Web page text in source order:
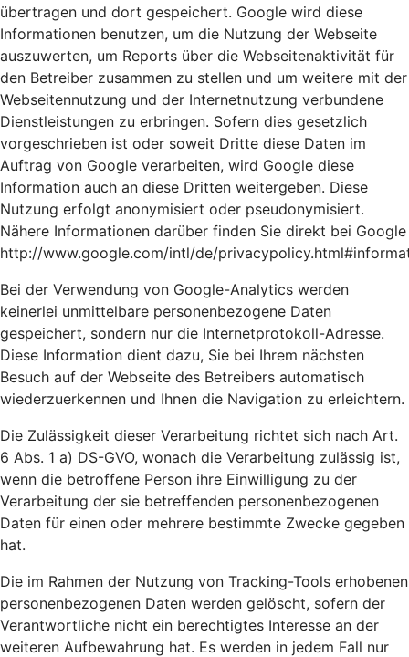
übertragen und dort gespeichert. Google wird diese
Informationen benutzen, um die Nutzung der Webseite
auszuwerten, um Reports über die Webseitenaktivität für
den Betreiber zusammen zu stellen und um weitere mit der
Webseitennutzung und der Internetnutzung verbundene
Dienstleistungen zu erbringen. Sofern dies gesetzlich
vorgeschrieben ist oder soweit Dritte diese Daten im
Auftrag von Google verarbeiten, wird Google diese
Information auch an diese Dritten weitergeben. Diese
Nutzung erfolgt anonymisiert oder pseudonymisiert.
Nähere Informationen darüber finden Sie direkt bei Google
http://www.google.com/intl/de/
Bei der Verwendung von Google-Analytics werden
keinerlei unmittelbare personenbezogene Daten
gespeichert, sondern nur die Internetprotokoll-Adresse.
Diese Information dient dazu, Sie bei Ihrem nächsten
Besuch auf der Webseite des Betreibers automatisch
wiederzuerkennen und Ihnen die Navigation zu erleichtern.
Die Zulässigkeit dieser Verarbeitung richtet sich nach Art.
6 Abs. 1 a) DS-GVO, wonach die Verarbeitung zulässig ist,
wenn die betroffene Person ihre Einwilligung zu der
Verarbeitung der sie betreffenden personenbezogenen
Daten für einen oder mehrere bestimmte Zwecke gegeben
hat.
Die im Rahmen der Nutzung von Tracking-Tools erhobenen
personenbezogenen Daten werden gelöscht, sofern der
Verantwortliche nicht ein berechtigtes Interesse an der
weiteren Aufbewahrung hat. Es werden in jedem Fall nur